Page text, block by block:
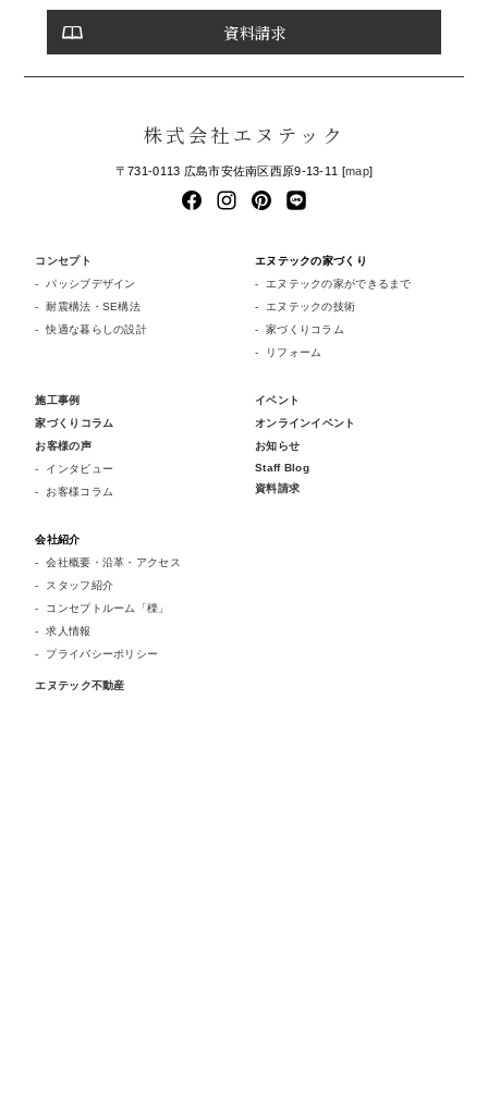
資料請求
株式会社エヌテック
〒731-0113 広島市安佐南区西原9-13-11 [map]
コンセプト
パッシブデザイン
耐震構法・SE構法
快適な暮らしの設計
エヌテックの家づくり
エヌテックの家ができるまで
エヌテックの技術
家づくりコラム
リフォーム
施工事例
家づくりコラム
お客様の声
インタビュー
お客様コラム
イベント
オンラインイベント
お知らせ
Staff Blog
資料請求
会社紹介
会社概要・沿革・アクセス
スタッフ紹介
コンセプトルーム「檪」
求人情報
プライバシーポリシー
エヌテック不動産